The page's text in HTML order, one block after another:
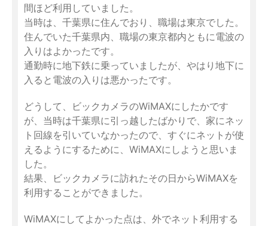
間ほど利用していました。
当時は、千葉県に住んでおり、職場は東京でした。
住んでいた千葉県内、職場の東京都内ともに電波の
入りはよかったです。
通勤時に地下鉄に乗っていましたが、やはり地下に
入ると電波の入りは悪かったです。
どうして、ビックカメラのWiMAXにしたかです
が、当時は千葉県に引っ越したばかりで、家にネッ
ト回線を引いていなかったので、すぐにネットが使
えるようにするために、WiMAXにしようと思いま
した。
結果、ビックカメラに訪れたその日からWiMAXを
利用することができました。
WiMAXにしてよかった点は、外でネット利用する